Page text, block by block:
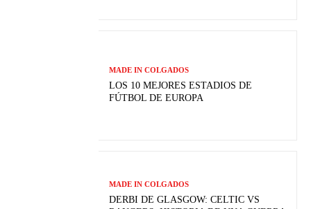
MADE IN COLGADOS
LOS 10 MEJORES ESTADIOS DE
FÚTBOL DE EUROPA
MADE IN COLGADOS
DERBI DE GLASGOW: CELTIC VS